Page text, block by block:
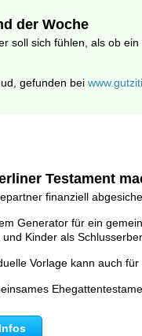
der Woche
soll sich fühlen, als ob
gefunden bei
Testament
finanziell
Generator für ein
Kinder als
Vorlage kann auch